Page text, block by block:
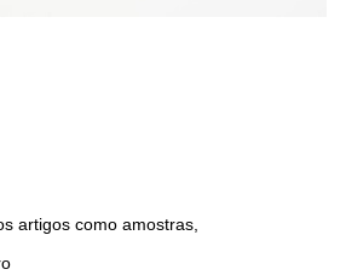
artigos como amostras,